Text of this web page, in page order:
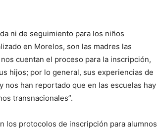
ni de seguimiento para los niños
en Morelos, son las madres las
cuentan el proceso para la inscripción,
hijos; por lo general, sus experiencias de
nos han reportado que en las escuelas hay
transnacionales”.
los protocolos de inscripción para alumnos